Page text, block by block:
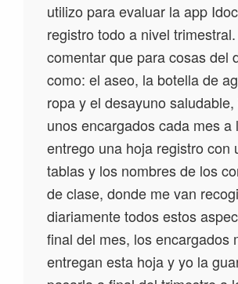
utilizo para evaluar la app
registro todo a nivel
comentar que para cosas del
como: el aseo, la botella de
ropa y el desayuno saludable,
unos encargados cada mes a
entrego una hoja registro con
tablas y los nombres de los
de clase, donde me van
diariamente todos estos
final del mes, los encargados
entregan esta hoja y yo la